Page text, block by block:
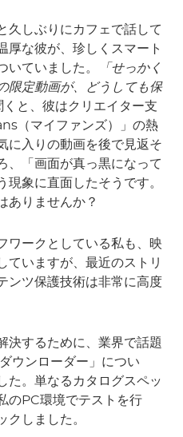
久しぶりにカフェで話して
厚な彼が、珍しくスマート
いていました。
「せっかく
限定動画が、どうしても保
くと、彼はクリエイター支
（マイファンズ）」の熱
に入りの動画を後で見返そ
、「画面が真っ黒になって
現象に直面したそうです。
ありませんか？
ワークとしている私も、映
ていますが、最近のストリ
ンツ保護技術は非常に高度
決するために、業界で話題
ウンローダー」につい
た。単なるカタログスペッ
のPC環境でテストを行
クしました。